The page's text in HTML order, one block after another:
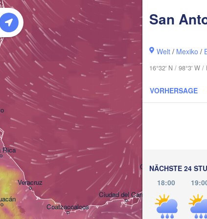
San
Welt / Mexiko /
16°32' N / 98°3' W
VORHERSAGE
NÄCHSTE 24
18:00
Campeche
Coatzacoalcos
Rica
Ciudad del Carmen
Veracruz